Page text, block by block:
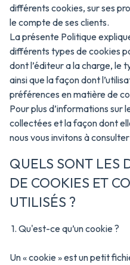
ACCUEIL
VENTES
LOCATIONS
GESTION
LOCATIVE
ALERTE
E-MAIL
CONTACT
NOTRE
AGENCE
différents cookies, sur ses
le compte de ses clients.
La présente Politique
différents types de cookies
dont l’éditeur a la charge, le
ainsi que la façon dont
préférences en matière de
Pour plus d’informations sur
collectées et la façon dont
nous vous invitons à
QUELS SONT LES
DE COOKIES ET
UTILISÉS ?
1. Qu'est-ce qu’un cookie ?
Un « cookie » est un petit